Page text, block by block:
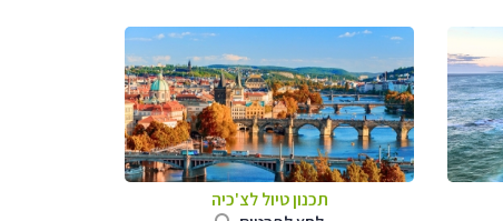
תכנון טיול לצ'כיה